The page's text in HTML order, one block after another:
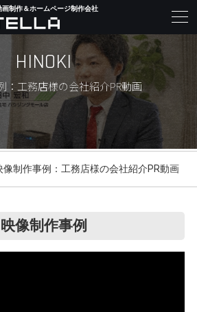
画制作＆ホームページ制作会社
HINOKI
：工務店様の会社紹介PR動画
像制作事例：工務店様の会社紹介PR動画
映像制作事例